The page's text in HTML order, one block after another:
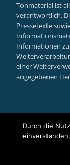
Tonmaterial ist
verantwortlich.
Pressetexte
Informationen
einer
angegebenen
Durch die